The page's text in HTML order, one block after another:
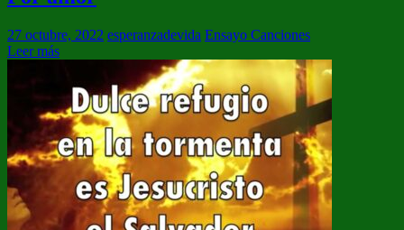
27 octubre, 2022 esperanzadevida Ensayo Canciones
Leer más